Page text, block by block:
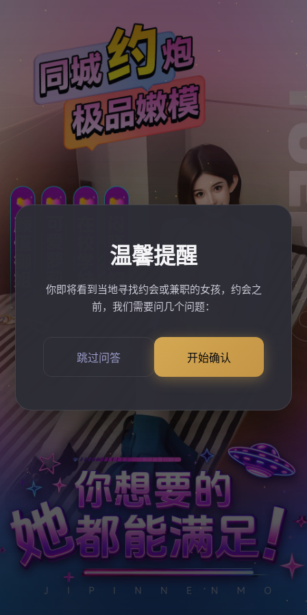
温馨提醒
你即将看到当地寻找约会或兼职的女孩，约会之
前，我们需要问几个问题：
跳过问答 开始确认